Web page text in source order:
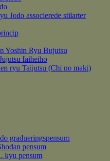
Jodo associerede stilarter
Yoshin Ryu Bujutsu
Iaiheiho
ryu Taijutsu (Chi no maki)
gradueringspensum
pensum
kyu pensum